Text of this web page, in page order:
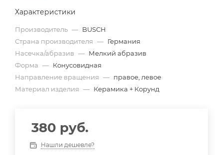
Характеристики
Производитель — BUSCH
Страна производителя — Германия
Насечка/абразив — Мелкий абразив
Форма — Конусовидная
Направление вращения — правое, левое
Материал изделия — Керамика + Корунд
380 руб.
Нашли дешевле?